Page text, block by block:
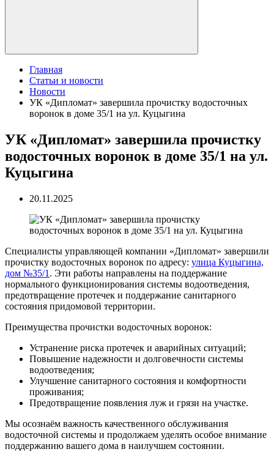
Главная
Статьи и новости
Новости
УК «Дипломат» завершила прочистку водосточных
воронок в доме 35/1 на ул. Куцыгина
УК «Дипломат» завершила прочистку
водосточных воронок в доме 35/1 на ул.
Куцыгина
20.11.2025
Специалисты управляющей компании «Дипломат» завершили
прочистку водосточных воронок по адресу: улица Куцыгина,
дом №35/1 . Эти работы направлены на поддержание
нормального функционирования системы водоотведения,
предотвращение протечек и поддержание санитарного
состояния придомовой территории.
Преимущества прочистки водосточных воронок:
Устранение риска протечек и аварийных ситуаций;
Повышение надежности и долговечности системы
водоотведения;
Улучшение санитарного состояния и комфортности
проживания;
Предотвращение появления луж и грязи на участке.
Мы осознаём важность качественного обслуживания
водосточной системы и продолжаем уделять особое внимание
поддержанию вашего дома в наилучшем состоянии.